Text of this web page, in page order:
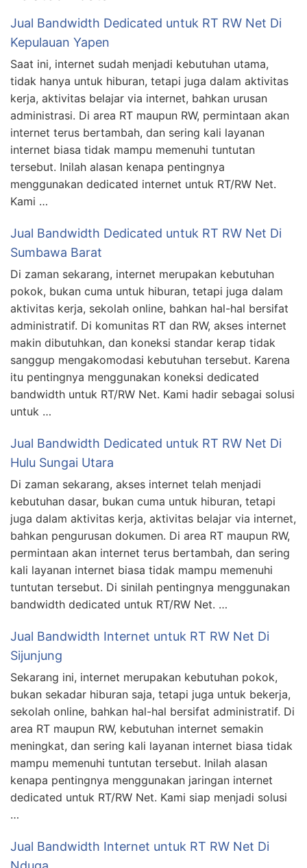
Jual Bandwidth Dedicated untuk RT RW Net Di
Kepulauan Yapen
Saat ini, internet sudah menjadi kebutuhan utama,
tidak hanya untuk hiburan, tetapi juga dalam aktivitas
kerja, aktivitas belajar via internet, bahkan urusan
administrasi. Di area RT maupun RW, permintaan akan
internet terus bertambah, dan sering kali layanan
internet biasa tidak mampu memenuhi tuntutan
tersebut. Inilah alasan kenapa pentingnya
menggunakan dedicated internet untuk RT/RW Net.
Kami …
Jual Bandwidth Dedicated untuk RT RW Net Di
Sumbawa Barat
Di zaman sekarang, internet merupakan kebutuhan
pokok, bukan cuma untuk hiburan, tetapi juga dalam
aktivitas kerja, sekolah online, bahkan hal-hal bersifat
administratif. Di komunitas RT dan RW, akses internet
makin dibutuhkan, dan koneksi standar kerap tidak
sanggup mengakomodasi kebutuhan tersebut. Karena
itu pentingnya menggunakan koneksi dedicated
bandwidth untuk RT/RW Net. Kami hadir sebagai solusi
untuk …
Jual Bandwidth Dedicated untuk RT RW Net Di
Hulu Sungai Utara
Di zaman sekarang, akses internet telah menjadi
kebutuhan dasar, bukan cuma untuk hiburan, tetapi
juga dalam aktivitas kerja, aktivitas belajar via internet,
bahkan pengurusan dokumen. Di area RT maupun RW,
permintaan akan internet terus bertambah, dan sering
kali layanan internet biasa tidak mampu memenuhi
tuntutan tersebut. Di sinilah pentingnya menggunakan
bandwidth dedicated untuk RT/RW Net. …
Jual Bandwidth Internet untuk RT RW Net Di
Sijunjung
Sekarang ini, internet merupakan kebutuhan pokok,
bukan sekadar hiburan saja, tetapi juga untuk bekerja,
sekolah online, bahkan hal-hal bersifat administratif. Di
area RT maupun RW, kebutuhan internet semakin
meningkat, dan sering kali layanan internet biasa tidak
mampu memenuhi tuntutan tersebut. Inilah alasan
kenapa pentingnya menggunakan jaringan internet
dedicated untuk RT/RW Net. Kami siap menjadi solusi
…
Jual Bandwidth Internet untuk RT RW Net Di